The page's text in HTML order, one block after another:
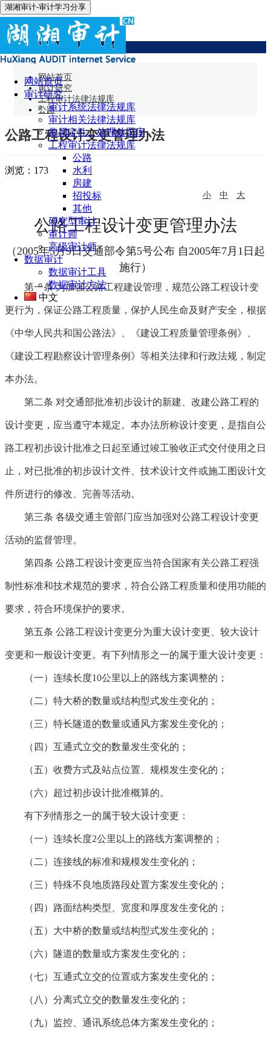
湖湘审计-审计学习分享
网站首页
审计研究
审计系统法律法规库
审计相关法律法规库
常用定性、处理处罚库
工程审计法律法规库
公路
水利
房建
招投标
其他
研究型审计
审计师
高级审计师
数据审计
数据审计工具
数据审计方法
中文
公路
网站首页
审计研究
工程审计法律法规库
公路
公路工程设计变更管理办法
浏览： 173
小 中 大
公路工程设计变更管理办法
（2005年5月9日交通部令第5号公布 自2005年7月1日起
施行）
第一条为加强公路工程建设管理，规范公路工程设计变
更行为，保证公路工程质量，保护人民生命及财产安全，根据
《中华人民共和国公路法》、《建设工程质量管理条例》、
《建设工程勘察设计管理条例》等相关法律和行政法规，制定
本办法。
第二条 对交通部批准初步设计的新建、改建公路工程的
设计变更，应当遵守本规定。本办法所称设计变更，是指自公
路工程初步设计批准之日起至通过竣工验收正式交付使用之日
止，对已批准的初步设计文件、技术设计文件或施工图设计文
件所进行的修改、完善等活动。
第三条 各级交通主管部门应当加强对公路工程设计变更
活动的监督管理。
第四条 公路工程设计变更应当符合国家有关公路工程强
制性标准和技术规范的要求，符合公路工程质量和使用功能的
要求，符合环境保护的要求。
第五条 公路工程设计变更分为重大设计变更、较大设计
变更和一般设计变更。有下列情形之一的属于重大设计变更：
（一）连续长度10公里以上的路线方案调整的；
（二）特大桥的数量或结构型式发生变化的；
（三）特长隧道的数量或通风方案发生变化的；
（四）互通式立交的数量发生变化的；
（五）收费方式及站点位置、规模发生变化的；
（六）超过初步设计批准概算的。
有下列情形之一的属于较大设计变更：
（一）连续长度2公里以上的路线方案调整的；
（二）连接线的标准和规模发生变化的；
（三）特殊不良地质路段处置方案发生变化的；
（四）路面结构类型、宽度和厚度发生变化的；
（五）大中桥的数量或结构型式发生变化的；
（六）隧道的数量或方案发生变化的；
（七）互通式立交的位置或方案发生变化的；
（八）分离式立交的数量发生变化的；
（九）监控、通讯系统总体方案发生变化的；